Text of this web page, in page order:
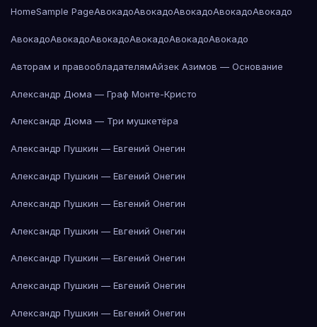
HomeSample PageАвокадоАвокадоАвокадоАвокадоАвокадо
АвокадоАвокадоАвокадоАвокадоАвокадоАвокадо
Авторам и правообладателямАйзек Азимов — Основание
Александр Дюма — Граф Монте-Кристо
Александр Дюма — Три мушкетёра
Александр Пушкин — Евгений Онегин
Александр Пушкин — Евгений Онегин
Александр Пушкин — Евгений Онегин
Александр Пушкин — Евгений Онегин
Александр Пушкин — Евгений Онегин
Александр Пушкин — Евгений Онегин
Александр Пушкин — Евгений Онегин